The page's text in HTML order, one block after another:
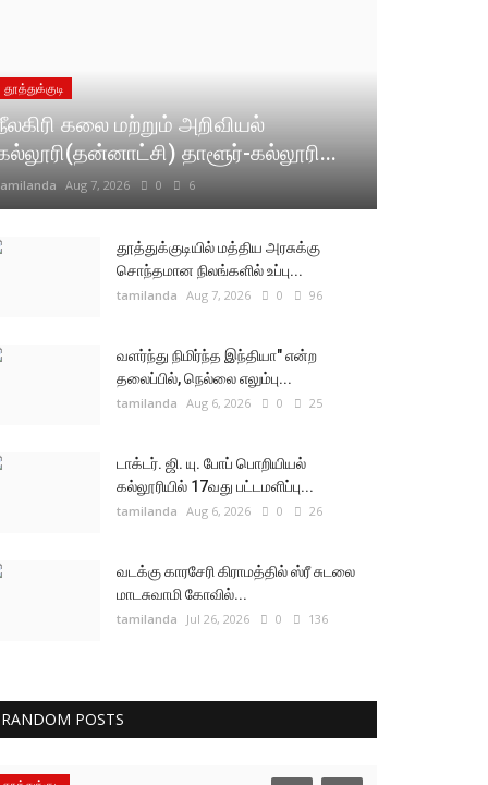
தூத்துக்குடி
கலை மற்றும் அறிவியல்
தாளூர்-கல்லூரி...
Aug 7, 2026 0 6
தூத்துக்குடியில் மத்திய அரசுக்கு
சொந்தமான நிலங்களில் உப்பு...
tamilanda Aug 7, 2026 0 96
வளர்ந்து நிமிர்ந்த இந்தியா" என்ற
தலைப்பில், நெல்லை எலும்பு...
tamilanda Aug 6, 2026 0 25
டாக்டர். ஜி. யு. போப் பொறியியல்
கல்லூரியில் 17வது பட்டமளிப்பு...
tamilanda Aug 6, 2026 0 26
வடக்கு காரசேரி கிராமத்தில் ஸ்ரீ சுடலை
மாடசுவாமி கோவில்...
tamilanda Jul 26, 2026 0 136
RANDOM POSTS